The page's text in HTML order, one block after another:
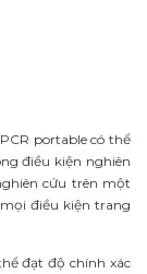
portable có thể
điều kiện nghiên
cứu trên một
điều kiện trang
đạt độ chính xác